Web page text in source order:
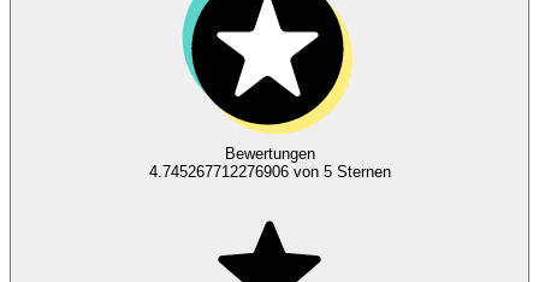
Bewertungen
4.745267712276906von 5 Sternen